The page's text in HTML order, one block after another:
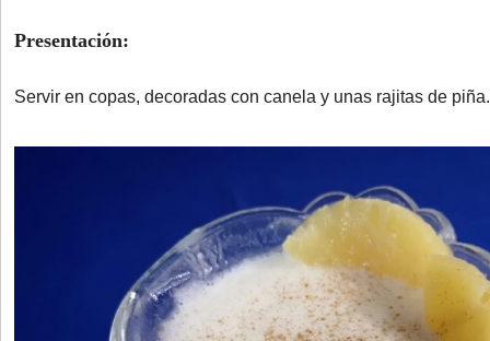
Presentación:
Servir en copas, decoradas con canela y unas rajitas de piña.